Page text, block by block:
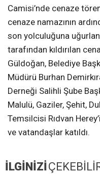
Camisi’nde cenaze
cenaze namazının
son yolculuğuna
tarafından kıldırılan
Güldoğan, Belediye
Müdürü Burhan
Derneği Salihli Şube
Malulü, Gaziler, Şehit,
Temsilcisi Rıdvan
ve vatandaşlar katıldı.
İLGİNİZİ